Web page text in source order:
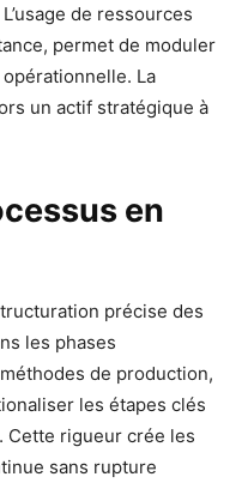
de ressources
permet de moduler
La
un actif stratégique à
en
précise des
les phases
de production,
les étapes clés
Cette rigueur crée les
sans rupture